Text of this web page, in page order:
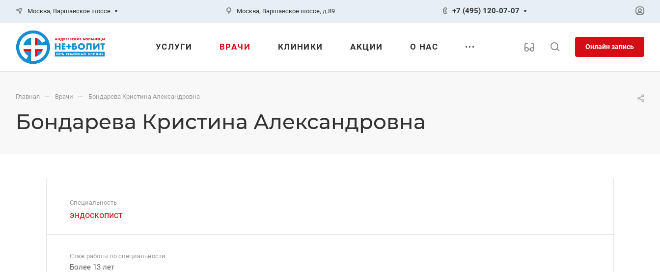
Москва, Варшавское шоссе Москва, Варшавское шоссе, д.89 +7 (495) 120-07-07
УСЛУГИ ВРАЧИ КЛИНИКИ АКЦИИ О НАС Онлайн запись
Главная — Врачи — Бондарева Кристина Александровна
Бондарева Кристина Александровна
Специальность
эндоскопист
Стаж работы по специальности
Более 13 лет